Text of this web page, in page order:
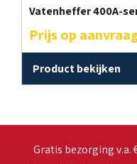
Vatenheffer 400A-
Prijs op
Product bekijken
Gratis bezorging v.a.